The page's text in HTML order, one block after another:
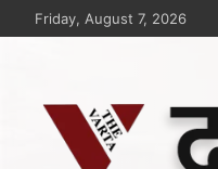
Friday, August 7, 2026